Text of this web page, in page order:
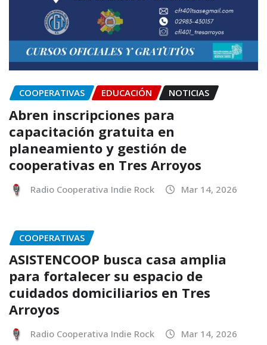
COOPERATIVAS EDUCACIÓN NOTICIAS
Abren inscripciones para
capacitación gratuita en
planeamiento y gestión de
cooperativas en Tres Arroyos
Radio Cooperativa Indie Rock Mar 14, 2026
COOPERATIVAS
ASISTENCOOP busca casa amplia
para fortalecer su espacio de
cuidados domiciliarios en Tres
Arroyos
Radio Cooperativa Indie Rock Mar 14, 2026